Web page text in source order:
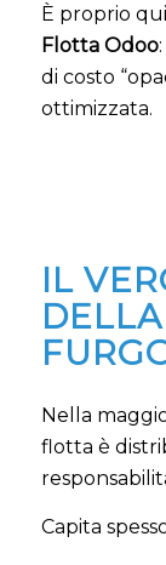
È proprio
Flotta Odoo
di costo
ottimizzata.
IL
Nella
flotta è
Capita